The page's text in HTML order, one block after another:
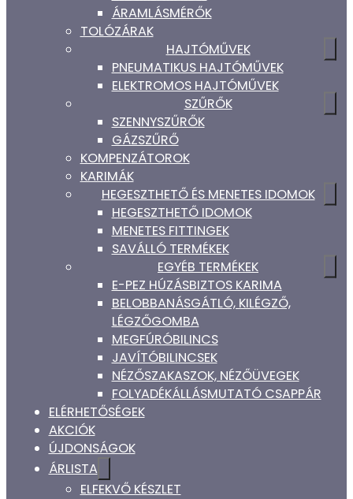
ÁRAMLÁSMÉRŐK
TOLÓZÁRAK
HAJTÓMŰVEK
PNEUMATIKUS HAJTÓMŰVEK
ELEKTROMOS HAJTÓMŰVEK
SZŰRŐK
SZENNYSZŰRŐK
GÁZSZŰRŐ
KOMPENZÁTOROK
KARIMÁK
HEGESZTHETŐ ÉS MENETES IDOMOK
HEGESZTHETŐ IDOMOK
MENETES FITTINGEK
SAVÁLLÓ TERMÉKEK
EGYÉB TERMÉKEK
E-PEZ HÚZÁSBIZTOS KARIMA
BELOBBANÁSGÁTLÓ, KILÉGZŐ,
LÉGZŐGOMBA
MEGFÚRÓBILINCS
JAVÍTÓBILINCSEK
NÉZŐSZAKASZOK, NÉZŐÜVEGEK
FOLYADÉKÁLLÁSMUTATÓ CSAPPÁR
ELÉRHETŐSÉGEK
AKCIÓK
ÚJDONSÁGOK
ÁRLISTA
ELFEKVŐ KÉSZLET